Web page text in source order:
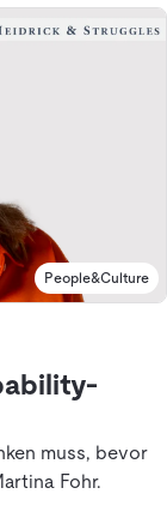
People&Culture
muss, bevor
Fohr.